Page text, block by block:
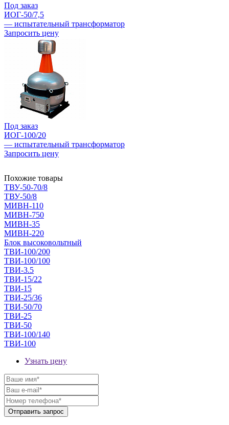
Под заказ
ИОГ-50/7,5
— испытательный трансформатор
Запросить цену
Под заказ
ИОГ-100/20
— испытательный трансформатор
Запросить цену
Похожие товары
ТВУ-50-70/8
ТВУ-50/8
МИВН-110
МИВН-750
МИВН-35
МИВН-220
Блок высоковольтный
ТВИ-100/200
ТВИ-100/100
ТВИ-3.5
ТВИ-15/22
ТВИ-15
ТВИ-25/36
ТВИ-50/70
ТВИ-25
ТВИ-50
ТВИ-100/140
ТВИ-100
Узнать цену